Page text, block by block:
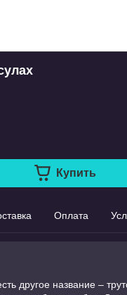
Купить
Оплата
другое название –